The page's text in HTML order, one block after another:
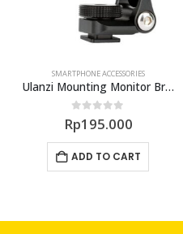
SMARTPHONE ACCESSORIES
Ulanzi Mounting Monitor Bracket Holder R007
0 out of 5
Rp195.000
ADD TO CART